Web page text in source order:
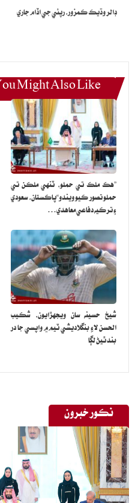
تي 106 رنسن جي اننگز
ڊالر وڌيڪ ڪمزور، رپئي جي اڏام جاري
Might Also Like
”هڪ ملڪ تي حملو، ٽنهي ملڪن تي
حملو تصور ڪيو ويندو“پاڪستان، سعودي
۽ ترڪيه دفاعي معاهدي…
شيخ حسينه سان ويجهڙايون، شڪيب
الحسن لاءِ بنگلاديشي ٽيم ۾ واپسي جا در
بند ٿيڻ لڳا
نڪور خبرون